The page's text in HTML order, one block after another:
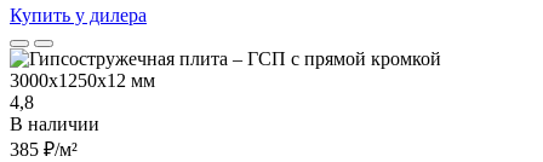
Купить у дилера
4,8
В наличии
385 ₽/м²